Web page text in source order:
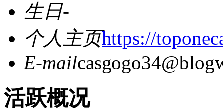
生日-
个人主页https://
E-mail
活跃概况